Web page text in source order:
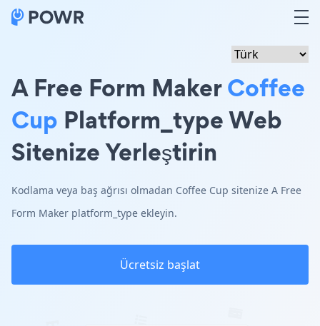
A Free Form MakerCoffee
Cup Platform_type Web
Sitenize Yerleştirin
Kodlama veya baş ağrısı olmadan Coffee Cup sitenize A Free
Form Maker platform_type ekleyin.
Ücretsiz başlat